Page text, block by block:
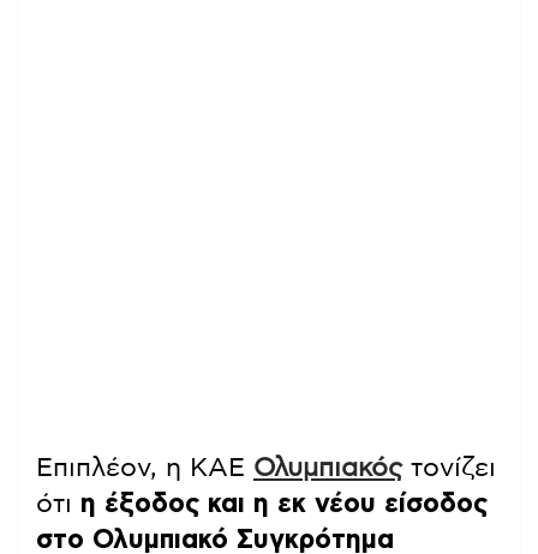
Επιπλέον, η ΚΑΕ Ολυμπιακόςτονίζει
ότι η έξοδος και η εκ νέου είσοδος
στο Ολυμπιακό Συγκρότημα